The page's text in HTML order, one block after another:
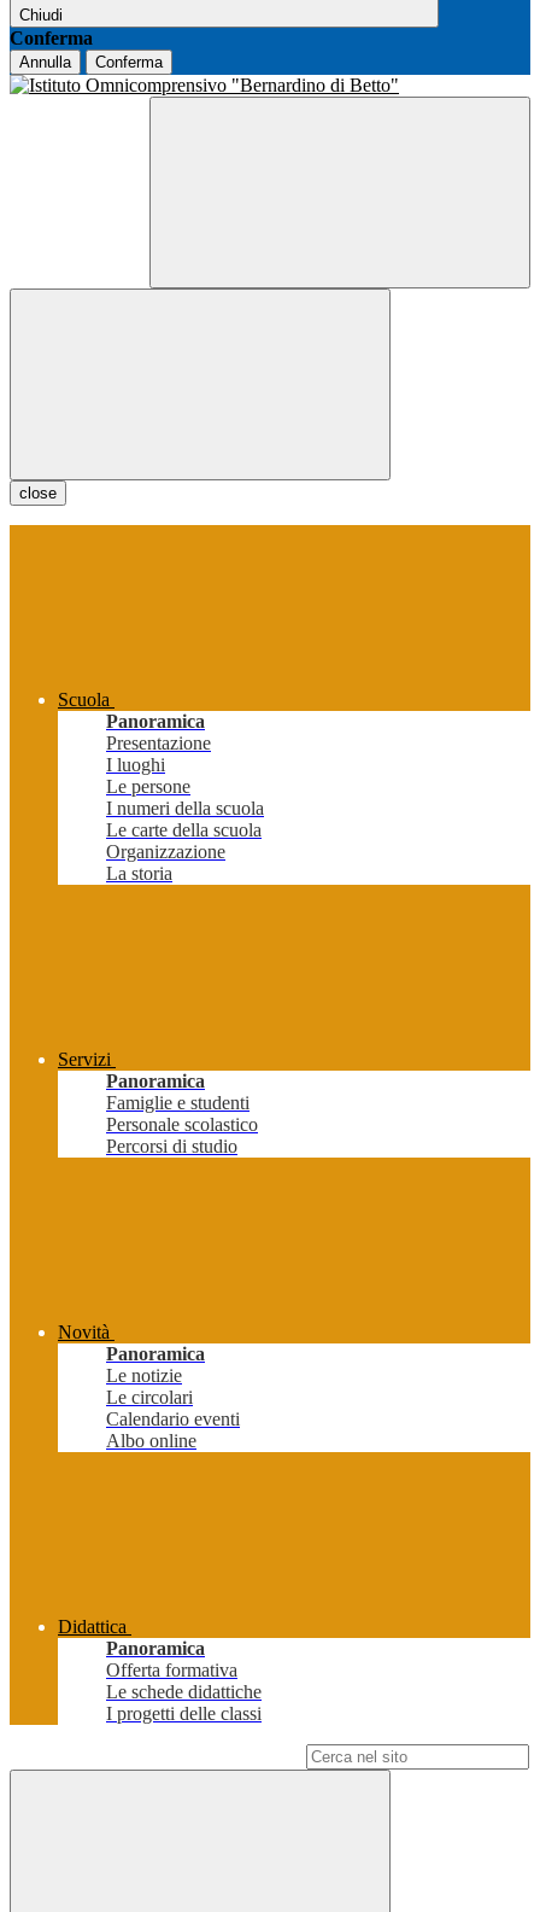
Chiudi
Conferma
Annulla Conferma
close
Scuola
Panoramica
Presentazione
I luoghi
Le persone
I numeri della scuola
Le carte della scuola
Organizzazione
La storia
Servizi
Panoramica
Famiglie e studenti
Personale scolastico
Percorsi di studio
Novità
Panoramica
Le notizie
Le circolari
Calendario eventi
Albo online
Didattica
Panoramica
Offerta formativa
Le schede didattiche
I progetti delle classi